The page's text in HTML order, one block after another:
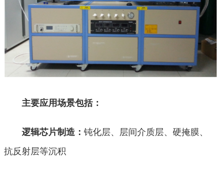
主要应用场景包括：
逻辑芯片制造：钝化层、层间介质层、硬掩膜、
抗反射层等沉积